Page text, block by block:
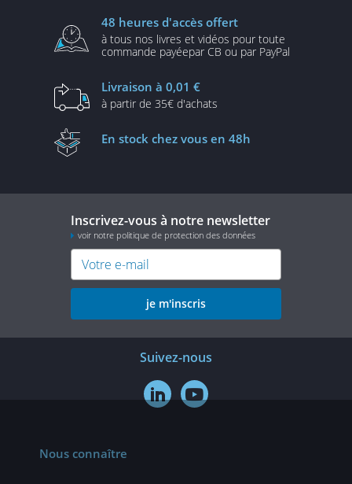
48 heures d'accès offert
à tous nos livres et vidéos pour toute
commande payéepar CB ou par PayPal
Livraison à 0,01 €
à partir de 35€ d'achats
En stock chez vous en 48h
Inscrivez-vous à notre newsletter
voir notre politique de protection des données
je m'inscris
Suivez-nous
 
Nous connaître